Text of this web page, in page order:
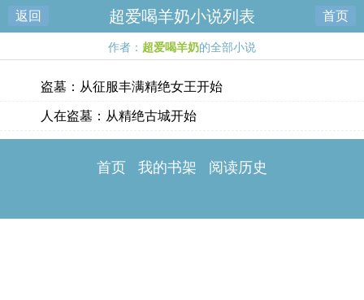
返回 超爱喝羊奶小说列表 首页
作者： 超爱喝羊奶的全部小说
盗墓：从征服丰满精绝女王开始
人在盗墓：从精绝古城开始
首页 我的书架 阅读历史